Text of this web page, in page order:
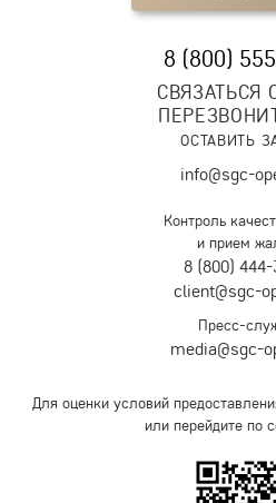
8 (800)
СВЯЗАТЬСЯ
ОСТАВИТЬ
info@sgc-
Контроль
и прием
8 (800) 444-
client@sgc-
Пресс-
media@sgc-
Для оценки условий
или перейдите по